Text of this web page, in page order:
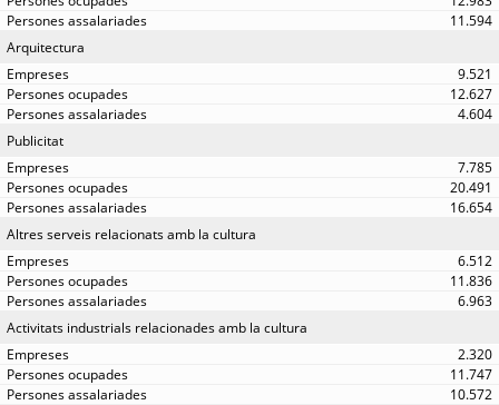
11.594
Arquitectura
9.521
12.627
4.604
Publicitat
7.785
20.491
16.654
Altres serveis relacionats amb la cultura
6.512
11.836
6.963
Activitats industrials relacionades amb la cultura
2.320
11.747
10.572